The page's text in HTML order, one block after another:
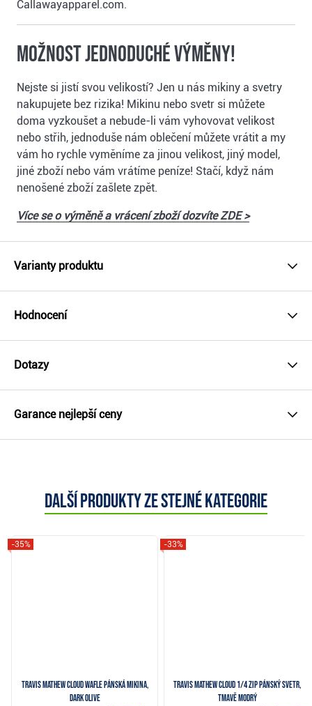
Callawayapparel.com.
Možnost jednoduché výměny!
Nejste si jistí svou velikostí? Jen u nás mikiny a svetry
nakupujete bez rizika! Mikinu nebo svetr si můžete
doma vyzkoušet a nebude-li vám vyhovovat velikost
nebo střih, jednoduše nám oblečení můžete vrátit a my
vám ho rychle vyměníme za jinou velikost, jiný model,
jiné zboží nebo vám vrátíme peníze! Stačí, když nám
nenošené zboží zašlete zpět.
Více se o výměně a vrácení zboží dozvíte ZDE >
Varianty produktu
Hodnocení
Dotazy
Garance nejlepší ceny
Další produkty ze stejné kategorie
Travis Mathew Cloud Wafle pánská mikina,
dark olive
-35%
Travis Mathew Cloud 1/4 zip pánský svetr,
tmavě modrý
-33%